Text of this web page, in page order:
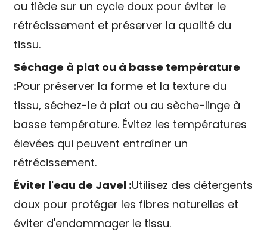
ou tiède sur un cycle doux pour éviter le
rétrécissement et préserver la qualité du
tissu.
Séchage à plat ou à basse température
:Pour préserver la forme et la texture du
tissu, séchez-le à plat ou au sèche-linge à
basse température. Évitez les températures
élevées qui peuvent entraîner un
rétrécissement.
Éviter l'eau de Javel :Utilisez des détergents
doux pour protéger les fibres naturelles et
éviter d'endommager le tissu.